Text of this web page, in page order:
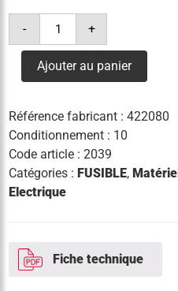
-
quantité
fusible
x
58
+
Ajouter au panier
Référence fabricant :422080
Conditionnement : 10
Code article :2039
Catégories : FUSIBLE, Matériel
Electrique
Fiche technique